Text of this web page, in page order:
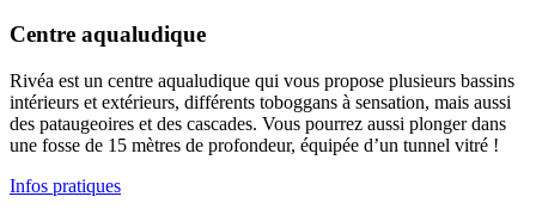
Centre aqualudique
Rivéa est un centre aqualudique qui vous propose plusieurs bassins
intérieurs et extérieurs, différents toboggans à sensation, mais aussi
des pataugeoires et des cascades. Vous pourrez aussi plonger dans
une fosse de 15 mètres de profondeur, équipée d’un tunnel vitré !
Infos pratiques